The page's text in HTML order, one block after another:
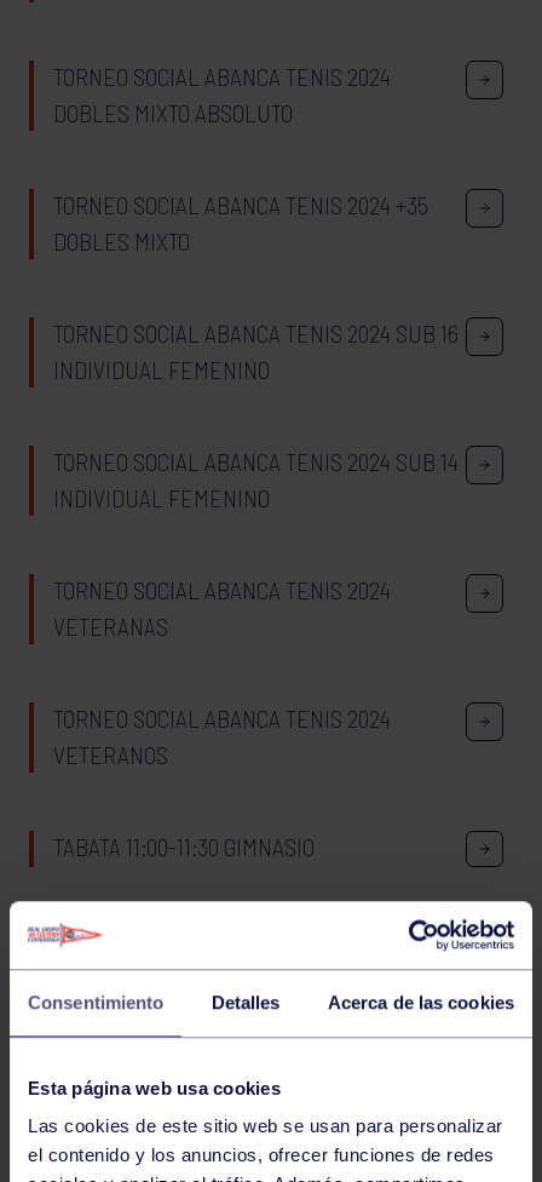
Consentimiento Detalles Acerca de las cookies
Esta página web usa cookies
Las cookies de este sitio web se usan para personalizar
el contenido y los anuncios, ofrecer funciones de redes
TORNEO SOCIAL ABANCA TENIS 2024
DOBLES MIXTO ABSOLUTO
TORNEO SOCIAL ABANCA TENIS 2024 +35
DOBLES MIXTO
TORNEO SOCIAL ABANCA TENIS 2024 SUB 16
INDIVIDUAL FEMENINO
TORNEO SOCIAL ABANCA TENIS 2024 SUB 14
INDIVIDUAL FEMENINO
TORNEO SOCIAL ABANCA TENIS 2024
VETERANAS
TORNEO SOCIAL ABANCA TENIS 2024
VETERANOS
TABATA 11:00-11:30 GIMNASIO
CORE 18:00-18:30 GIMNASIO